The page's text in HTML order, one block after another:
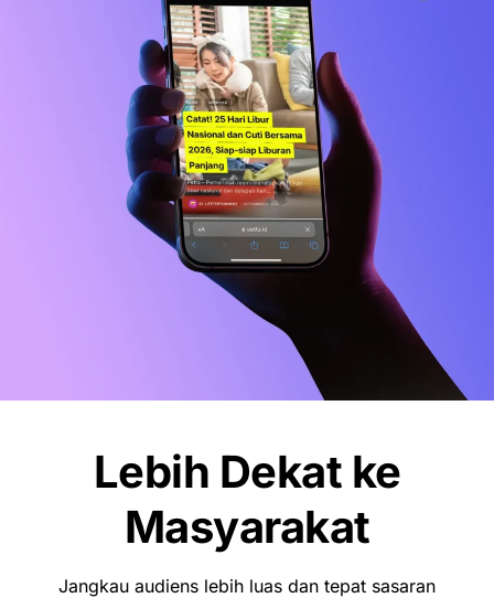
Lebih Dekat ke
Masyarakat
Jangkau audiens lebih luas dan tepat sasaran